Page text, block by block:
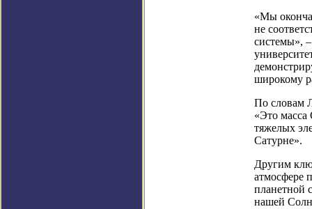
«Мы
не
системы»,
широкому
По словам
«Это масса
тяжелых
Сатурне».
Другим
атмосфере
планетной
нашей